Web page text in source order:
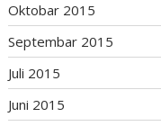
Oktobar 2015
Septembar 2015
Juli 2015
Juni 2015